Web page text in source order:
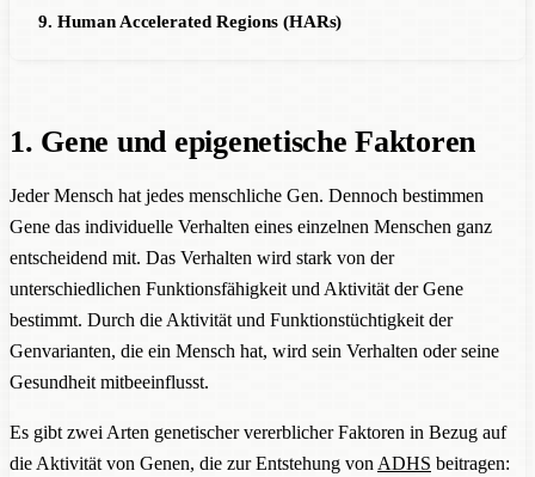
9. Human Accelerated Regions (HARs)
1. Gene und epigenetische Faktoren
Jeder Mensch hat jedes menschliche Gen. Dennoch bestimmen
Gene das individuelle Verhalten eines einzelnen Menschen ganz
entscheidend mit. Das Verhalten wird stark von der
unterschiedlichen Funktionsfähigkeit und Aktivität der Gene
bestimmt. Durch die Aktivität und Funktionstüchtigkeit der
Genvarianten, die ein Mensch hat, wird sein Verhalten oder seine
Gesundheit mitbeeinflusst.
Es gibt zwei Arten genetischer vererblicher Faktoren in Bezug auf
die Aktivität von Genen, die zur Entstehung von ADHS beitragen: